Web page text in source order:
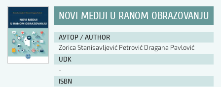
NOVI MEDIJI U RANOM OBRAZOVANJU
АУТОР / AUTHOR
Zorica Stanisavljević Petrović Dragana Pavlović
UDK
-
ISBN